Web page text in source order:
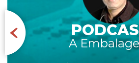
PODCAST
A Embalagem